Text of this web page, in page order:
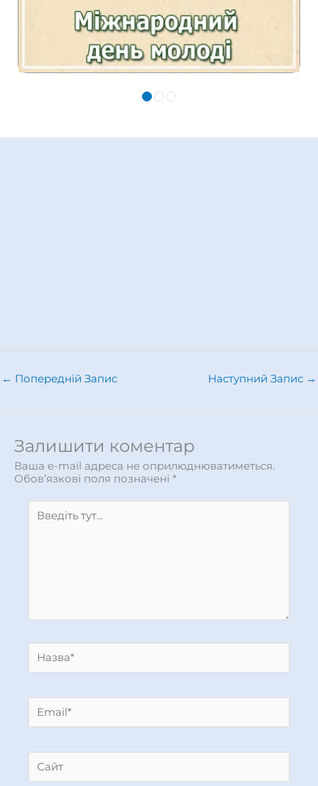
← Попередній Запис Наступний Запис →
Залишити коментар
Ваша e-mail адреса не оприлюднюватиметься.
Обов’язкові поля позначені *
тут...